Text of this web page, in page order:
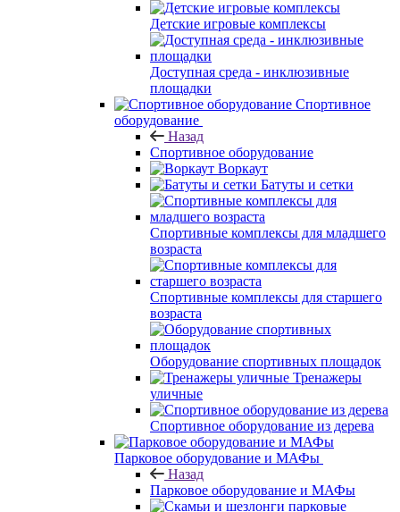
Детские игровые комплексы
Доступная среда - инклюзивные
площадки
Спортивное
оборудование
Назад
Спортивное оборудование
Воркаут
Батуты и сетки
Спортивные комплексы для младшего
возраста
Спортивные комплексы для старшего
возраста
Оборудование спортивных площадок
Тренажеры
уличные
Спортивное оборудование из дерева
Парковое оборудование и МАФы
Назад
Парковое оборудование и МАФы